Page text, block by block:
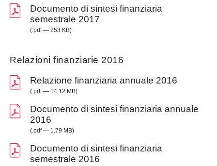
Documento di sintesi finanziaria
semestrale 2017
(.pdf — 253 KB)
Relazioni finanziarie 2016
Relazione finanziaria annuale 2016
(.pdf — 14.12 MB)
Documento di sintesi finanziaria annuale
2016
(.pdf — 1.79 MB)
Documento di sintesi finanziaria
semestrale 2016